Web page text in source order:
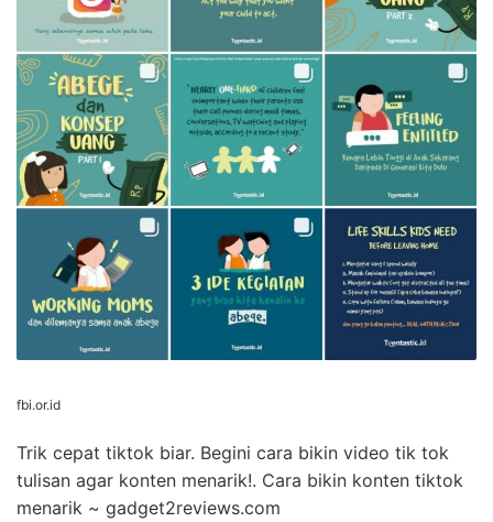
fbi.or.id
Trik cepat tiktok biar. Begini cara bikin video tik tok
tulisan agar konten menarik!. Cara bikin konten tiktok
menarik ~ gadget2reviews.com